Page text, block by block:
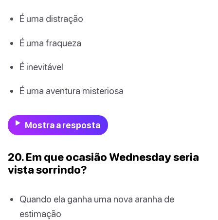
É uma distração
É uma fraqueza
É inevitável
É uma aventura misteriosa
Mostra a resposta
20. Em que ocasião Wednesday seria
vista sorrindo?
Quando ela ganha uma nova aranha de
estimação